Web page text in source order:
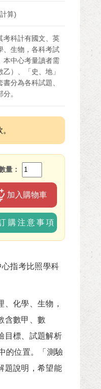
算)
考科計有國文、英
、生物，各科考試
本中心考量讀者需
）、「史、地」
分為各科試題、
。
量
加入購物車
購注意事項
指考比照學科
化學、生物，
含數甲、數
目標、試題解析
的位置。「測驗
題說明，希望能